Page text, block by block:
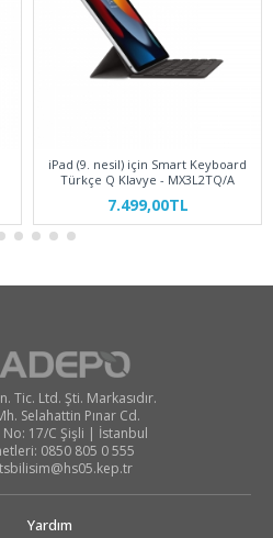
iPad (9. nesil) için Smart Keyboard
Türkçe Q Klavye - MX3L2TQ/A
7.499,00TL
Tic. Ltd. Şti. Markasıdır.
Selahattin Pınar Cd.
No: 17/C Şişli | İstanbul
0850 805 0 555
Yardım